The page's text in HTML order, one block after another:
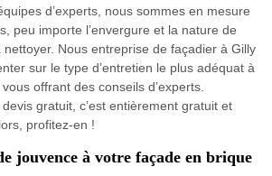
d’experts, nous sommes en mesure
peu importe l’envergure et la nature de
Nous entreprise de façadier à Gilly
sur le type d’entretien le plus adéquat à
offrant des conseils d’experts.
gratuit, c’est entièrement gratuit et
profitez-en !
jouvence à votre façade en brique